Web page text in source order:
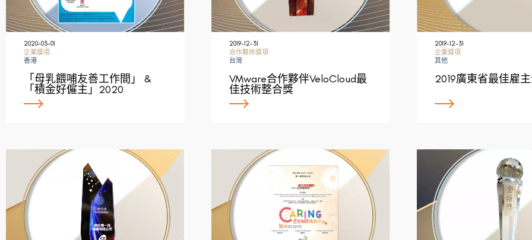
2020-03-01
企業獎項
香港
「母乳餵哺友善工作間」 &
「積金好僱主」2020
2019-12-31
合作夥伴獎項
台灣
VMware合作夥伴VeloCloud最
佳技術整合獎
2019-12-31
企業獎項
其他
2019廣東省最佳雇